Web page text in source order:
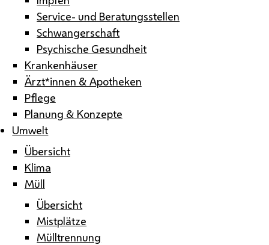
Service- und Beratungsstellen
Schwangerschaft
Psychische Gesundheit
Krankenhäuser
Ärzt*innen & Apotheken
Pflege
Planung & Konzepte
Umwelt
Übersicht
Klima
Müll
Übersicht
Mistplätze
Mülltrennung